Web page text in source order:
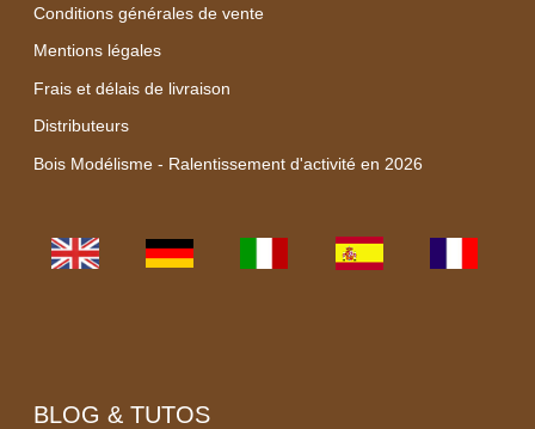
Conditions générales de vente
Mentions légales
Frais et délais de livraison
Distributeurs
Bois Modélisme - Ralentissement d'activité en 2026
BLOG & TUTOS